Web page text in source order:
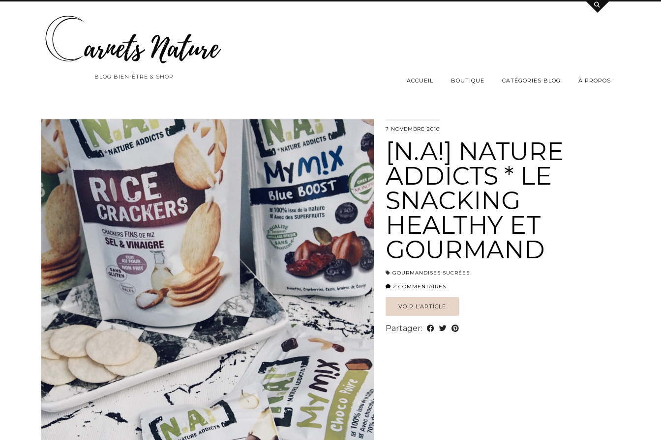
BLOG BIEN-ÊTRE & SHOP
ACCUEIL BOUTIQUE CATÉGORIES BLOG À PROPOS
7 NOVEMBRE 2016
[N.A!] NATURE
ADDICTS * LE
SNACKING
HEALTHY ET
GOURMAND
GOURMANDISES SUCRÉES
2 COMMENTAIRES
VOIR L’ARTICLE
Partager: